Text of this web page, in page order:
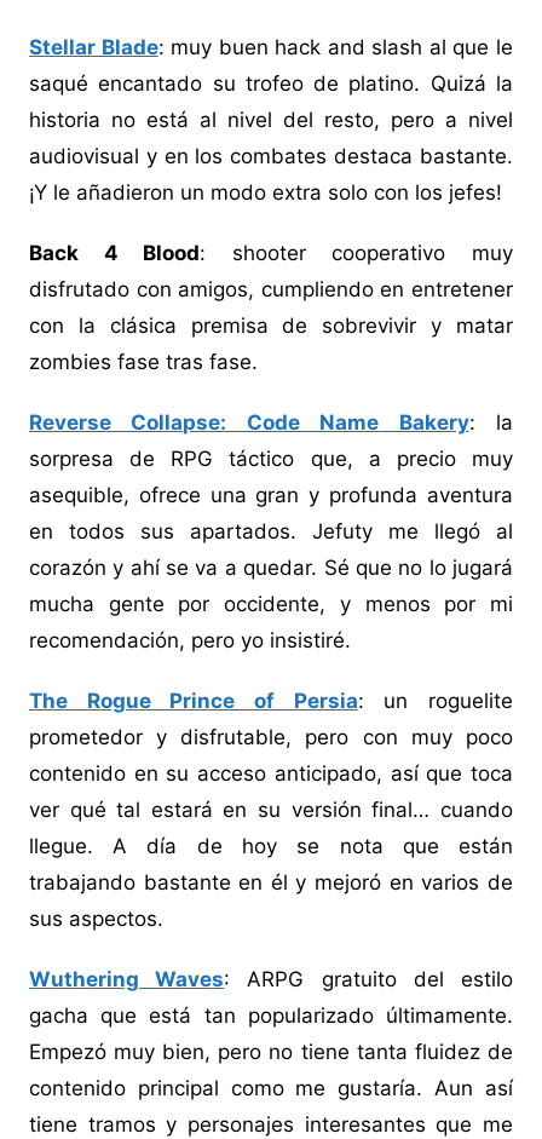
Stellar Blade: muy buen hack and slash al que le
saqué encantado su trofeo de platino. Quizá la
historia no está al nivel del resto, pero a nivel
audiovisual y en los combates destaca bastante.
¡Y le añadieron un modo extra solo con los jefes!
Back 4 Blood: shooter cooperativo muy
disfrutado con amigos, cumpliendo en entretener
con la clásica premisa de sobrevivir y matar
zombies fase tras fase.
Reverse Collapse: Code Name Bakery: la
sorpresa de RPG táctico que, a precio muy
asequible, ofrece una gran y profunda aventura
en todos sus apartados. Jefuty me llegó al
corazón y ahí se va a quedar. Sé que no lo jugará
mucha gente por occidente, y menos por mi
recomendación, pero yo insistiré.
The Rogue Prince of Persia: un roguelite
prometedor y disfrutable, pero con muy poco
contenido en su acceso anticipado, así que toca
ver qué tal estará en su versión final… cuando
llegue. A día de hoy se nota que están
trabajando bastante en él y mejoró en varios de
sus aspectos.
Wuthering Waves: ARPG gratuito del estilo
gacha que está tan popularizado últimamente.
Empezó muy bien, pero no tiene tanta fluidez de
contenido principal como me gustaría. Aun así
tiene tramos y personajes interesantes que me